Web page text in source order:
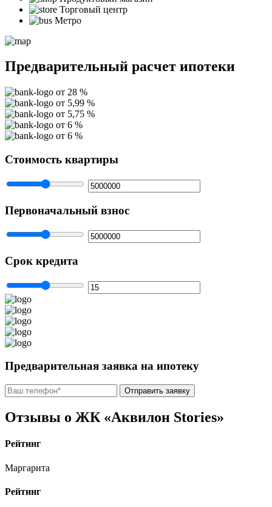
Торговый центр
Метро
Предварительный расчет ипотеки
от 28 %
от 5,99 %
от 5,75 %
от 6 %
от 6 %
Стоимость квартиры
Первоначальный взнос
Cрок кредита
Предварительная заявка на ипотеку
Отправить заявку
Отзывы о ЖК «Аквилон Stories»
Рейтинг
Маргарита
Рейтинг